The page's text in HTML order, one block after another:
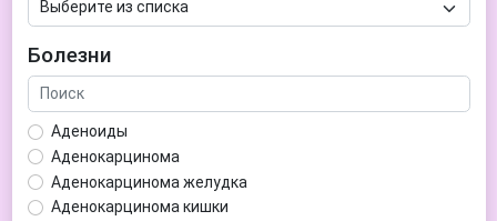
Болезни
Аденоиды
Аденокарцинома
Аденокарцинома желудка
Аденокарцинома кишки